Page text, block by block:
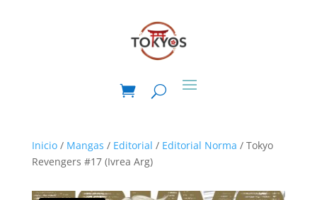
Inicio/ Mangas / Editorial / Editorial Norma / Tokyo
Revengers #17 (Ivrea Arg)